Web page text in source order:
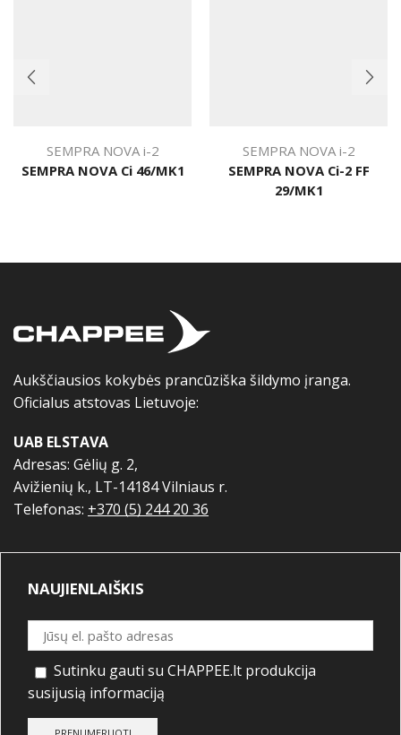
SEMPRA NOVA i-2
SEMPRA NOVA Ci 46/MK1
SEMPRA NOVA i-2
SEMPRA NOVA Ci-2 FF
29/MK1
Aukščiausios kokybės prancūziška šildymo įranga.
Oficialus atstovas Lietuvoje:
UAB ELSTAVA
Adresas: Gėlių g. 2,
Avižienių k., LT-14184 Vilniaus r.
Telefonas: +370 (5) 244 20 36
NAUJIENLAIŠKIS
Sutinku gauti su CHAPPEE.lt produkcija
susijusią informaciją